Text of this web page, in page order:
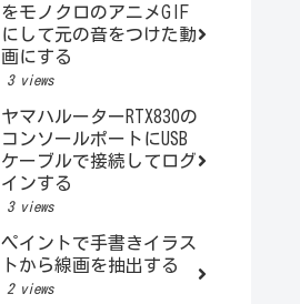
をモノクロのアニメGIF
にして元の音をつけた動
画にする
3 views
ヤマハルーターRTX830の
コンソールポートにUSB
ケーブルで接続してログ
インする
3 views
ペイントで手書きイラス
トから線画を抽出する
2 views